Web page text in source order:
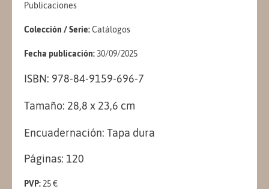
Publicaciones
Colección / Serie:Catálogos
Fecha publicación: 30/09/2025
ISBN: 978-84-9159-696-7
Tamaño: 28,8 x 23,6 cm
Encuadernación: Tapa dura
Páginas: 120
PVP: 25 €